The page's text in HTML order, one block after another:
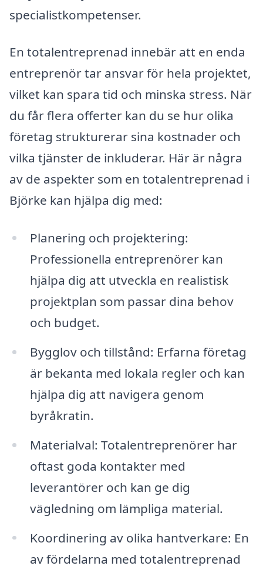
specialistkompetenser.
En totalentreprenad innebär att en enda
entreprenör tar ansvar för hela projektet,
vilket kan spara tid och minska stress. När
du får flera offerter kan du se hur olika
företag strukturerar sina kostnader och
vilka tjänster de inkluderar. Här är några
av de aspekter som en totalentreprenad i
Björke kan hjälpa dig med:
Planering och projektering:
Professionella entreprenörer kan
hjälpa dig att utveckla en realistisk
projektplan som passar dina behov
och budget.
Bygglov och tillstånd: Erfarna företag
är bekanta med lokala regler och kan
hjälpa dig att navigera genom
byråkratin.
Materialval: Totalentreprenörer har
oftast goda kontakter med
leverantörer och kan ge dig
vägledning om lämpliga material.
Koordinering av olika hantverkare: En
av fördelarna med totalentreprenad